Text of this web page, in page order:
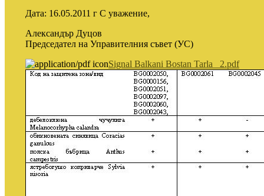
Дата: 16.05.2011 г С уважение,
Александър Дуцов
Председател на Управителния съвет (УС)
Signal Balkani Bostan Tarla_ 2.pdf